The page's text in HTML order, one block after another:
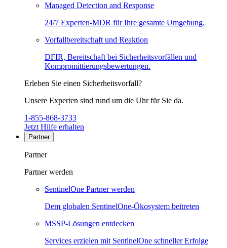
Managed Detection and Response
24/7 Experten-MDR für Ihre gesamte Umgebung.
Vorfallbereitschaft und Reaktion
DFIR, Bereitschaft bei Sicherheitsvorfällen und
Kompromittierungsbewertungen.
Erleben Sie einen Sicherheitsvorfall?
Unsere Experten sind rund um die Uhr für Sie da.
1-855-868-3733
Jetzt Hilfe erhalten
Partner
Partner
Partner werden
SentinelOne Partner werden
Dem globalen SentinelOne-Ökosystem beitreten
MSSP-Lösungen entdecken
Services erzielen mit SentinelOne schneller Erfolge